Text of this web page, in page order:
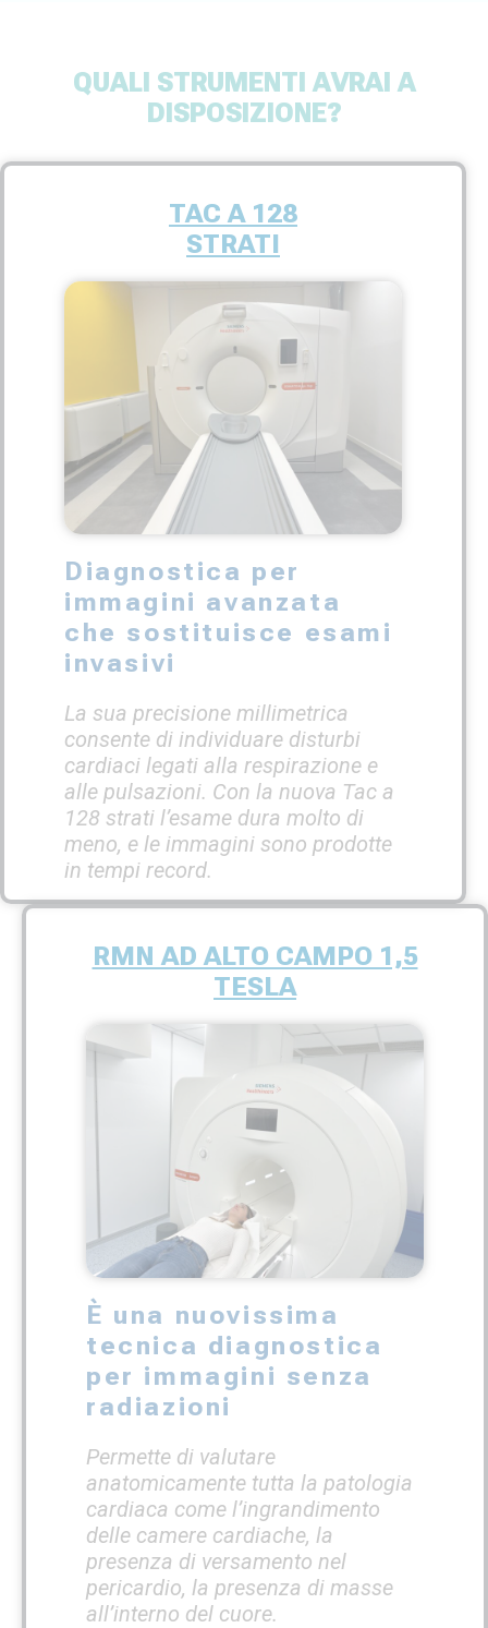
QUALI STRUMENTI AVRAI A
DISPOSIZIONE?
TAC A 128
STRATI
Diagnostica per
immagini avanzata
che sostituisce esami
invasivi
La sua precisione millimetrica
consente di individuare disturbi
cardiaci legati alla respirazione e
alle pulsazioni. Con la nuova Tac a
128 strati l’esame dura molto di
meno, e le immagini sono prodotte
in tempi record.
RMN AD ALTO CAMPO 1,5
TESLA
È una nuovissima
tecnica diagnostica
per immagini senza
radiazioni
Permette di valutare
anatomicamente tutta la patologia
cardiaca come l’ingrandimento
delle camere cardiache, la
presenza di versamento nel
pericardio, la presenza di masse
all’interno del cuore.